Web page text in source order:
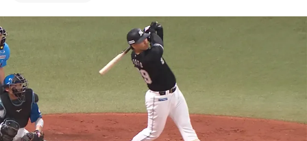
日程・結果
順位表･成績